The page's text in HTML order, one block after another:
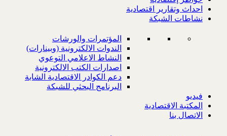
احداث وتقارير اقتصادية
نشاطات الشبكة
المؤتمرات والورشات
الندوات الالكترونية (وبينارات)
النشاط الاعلامي التوعوي
اصدارات الكتب الالكترونية
دعم الكوادر الاقتصادية الشابة
البرنامج البحثي للشبكة
فيديو
المكتبة الاقتصادية
الاتصال بنا